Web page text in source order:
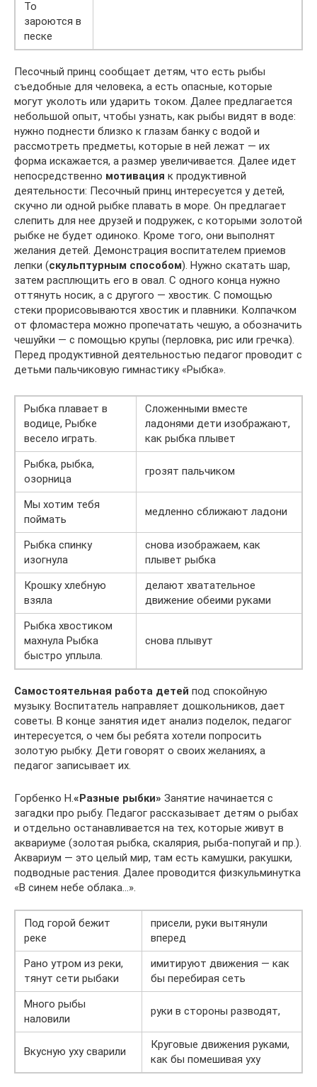
То
зароются в
песке
Песочный принц сообщает детям, что есть рыбы
съедобные для человека, а есть опасные, которые
могут уколоть или ударить током. Далее предлагается
небольшой опыт, чтобы узнать, как рыбы видят в воде:
нужно поднести близко к глазам банку с водой и
рассмотреть предметы, которые в ней лежат — их
форма искажается, а размер увеличивается. Далее идет
непосредственно мотивация к продуктивной
деятельности: Песочный принц интересуется у детей,
скучно ли одной рыбке плавать в море. Он предлагает
слепить для нее друзей и подружек, с которыми золотой
рыбке не будет одиноко. Кроме того, они выполнят
желания детей. Демонстрация воспитателем приемов
лепки (скульптурным способом). Нужно скатать шар,
затем расплющить его в овал. С одного конца нужно
оттянуть носик, а с другого — хвостик. С помощью
стеки прорисовываются хвостик и плавники. Колпачком
от фломастера можно пропечатать чешую, а обозначить
чешуйки — с помощью крупы (перловка, рис или гречка).
Перед продуктивной деятельностью педагог проводит с
детьми пальчиковую гимнастику «Рыбка».
Рыбка плавает в
водице, Рыбке
весело играть.
Сложенными вместе
ладонями дети изображают,
как рыбка плывет
Рыбка, рыбка,
озорница
грозят пальчиком
Мы хотим тебя
поймать
медленно сближают ладони
Рыбка спинку
изогнула
снова изображаем, как
плывет рыбка
Крошку хлебную
взяла
делают хватательное
движение обеими руками
Рыбка хвостиком
махнула Рыбка
быстро уплыла.
снова плывут
Самостоятельная работа детей под спокойную
музыку. Воспитатель направляет дошкольников, дает
советы. В конце занятия идет анализ поделок, педагог
интересуется, о чем бы ребята хотели попросить
золотую рыбку. Дети говорят о своих желаниях, а
педагог записывает их.
Горбенко Н. «Разные рыбки» Занятие начинается с
загадки про рыбу. Педагог рассказывает детям о рыбах
и отдельно останавливается на тех, которые живут в
аквариуме (золотая рыбка, скалярия, рыба-попугай и пр.).
Аквариум — это целый мир, там есть камушки, ракушки,
подводные растения. Далее проводится физкульминутка
«В синем небе облака…».
Под горой бежит
реке
присели, руки вытянули
вперед
Рано утром из реки,
тянут сети рыбаки
имитируют движения — как
бы перебирая сеть
Много рыбы
наловили
руки в стороны разводят,
Вкусную уху сварили
Круговые движения руками,
как бы помешивая уху